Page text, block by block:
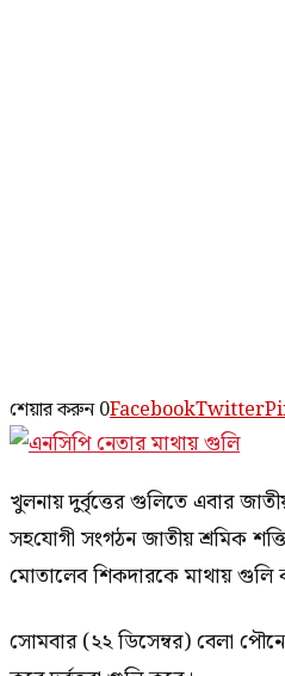
শেয়ার করুন 0FacebookTwitter
খুলনায় দুর্বৃত্তের গুলিতে এবার
সহ‌যোগী সংগঠন জাতীয় শ্রমিক
মোতালেব শিকদারকে মাথায় গুলি
সোমবার (২২ ডিসেম্বর) বেলা